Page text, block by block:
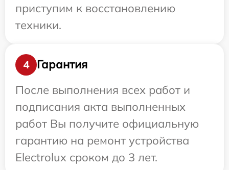
приступим к восстановлению
техники.
4
Гарантия
После выполнения всех работ и
подписания акта выполненных
работ Вы получите официальную
гарантию на ремонт устройства
Electrolux сроком до 3 лет.